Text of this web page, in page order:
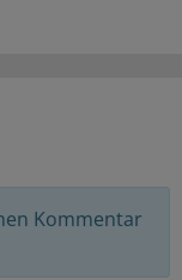
Kommentar